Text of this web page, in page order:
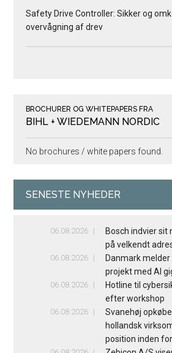
Safety Drive Controller: Sikker og
overvågning af drev
BROCHURER OG WHITEPAPERS FRA
BIHL + WIEDEMANN NORDIC
No brochures / white papers found.
SENESTE NYHEDER
06.08.2026
Bosch indvier sit
på velkendt
06.08.2026
Danmark melder
projekt med AI
06.08.2026
Hotline til
efter workshop
06.08.2026
Svanehøj
hollandsk
position inden